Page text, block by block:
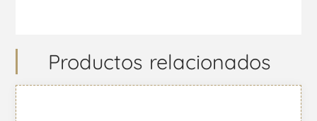
Productos relacionados